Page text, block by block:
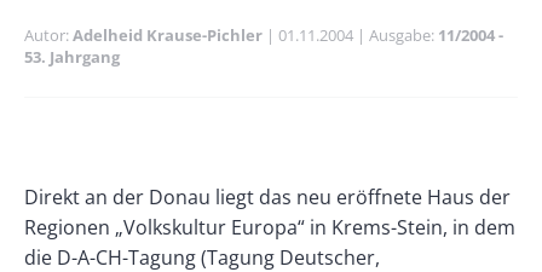
Autor Adelheid Krause-Pichler Publikationsdatum
01.11.2004 Ausgabe 11/2004 -
53. Jahrgang
Left
Rectangle
Right
Body
Direkt an der Donau liegt das neu eröffnete Haus der
Regionen „Volkskultur Europa“ in Krems-Stein, in dem
die D-A-CH-Tagung (Tagung Deutscher,